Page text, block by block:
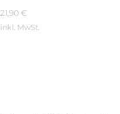
21,90 €
inkl. MwSt.